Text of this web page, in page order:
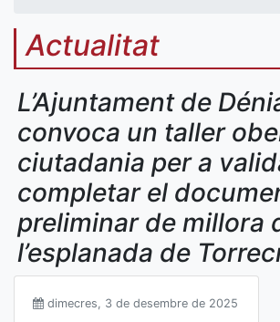
Actualitat
L’Ajuntament de
convoca un taller
ciutadania per a
completar el
preliminar de millora
l’esplanada de
dimecres, 3 de desembre de 2025